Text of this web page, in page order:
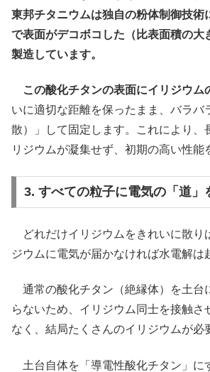
東邦チタニウムは独自の粉体制御技術
で表面がデコボコした（比表面積の大
製造しています。
この酸化チタンの表面にイリジウム
いに適切な距離を保ったまま、バラバ
散）」して固定します。これにより、
リジウムが凝集せず、初期の高い性能
3. すべての粒子に電気の「道」
どれだけイリジウムをきれいに散り
ジウムに電気が届かなければ水電解は
通常の酸化チタン（絶縁体）を土台
らないため、イリジウム同士を接触さ
なく、結局たくさんのイリジウムが必
土台自体を「導電性酸化チタン」に